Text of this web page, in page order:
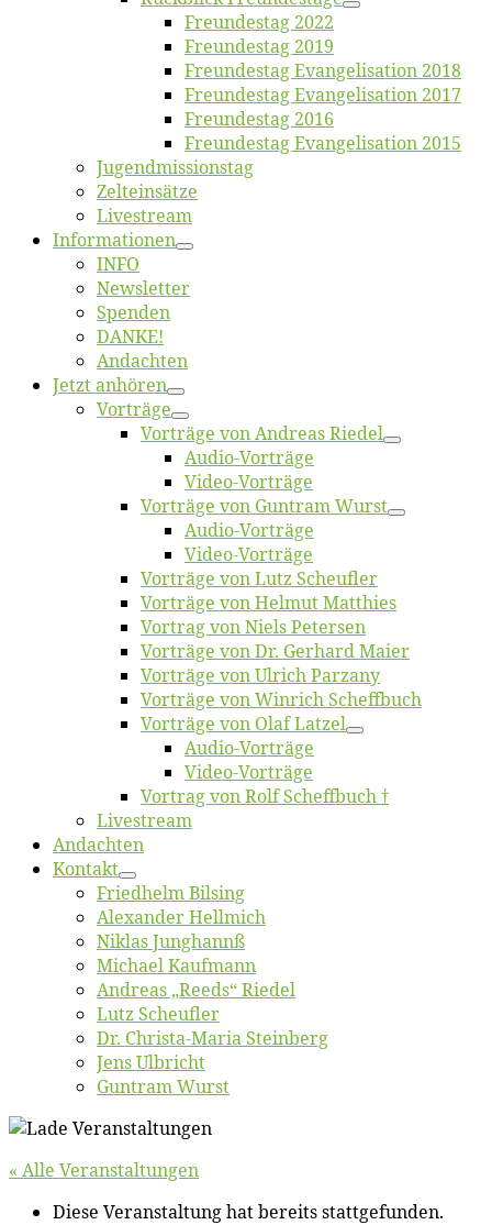
Freun­des­tag 2022
Freun­des­tag 2019
Freun­des­tag Evan­ge­li­sa­ti­on 2018
Freun­des­tag Evan­ge­li­sa­ti­on 2017
Freun­des­tag 2016
Freun­des­tag Evan­ge­li­sa­ti­on 2015
Jugend­mis­sions­tag
Zelt­ein­sät­ze
Live­stream
Informatio­nen
INFO
News­let­ter
Spen­den
DANKE!
An­dach­ten
Jetzt an­hö­ren
Vor­trä­ge
Vor­trä­ge von An­dre­as Riedel
Au­dio-Vor­trä­ge
Vi­deo-Vor­trä­ge
Vor­trä­ge von Gun­tram Wurst
Au­dio-Vor­trä­ge
Vi­deo-Vor­trä­ge
Vor­trä­ge von Lutz Scheufler
Vor­trä­ge von Hel­mut Matthies
Vor­trag von Niels Petersen
Vor­trä­ge von Dr. Ger­hard Maier
Vor­trä­ge von Ul­rich Parzany
Vor­trä­ge von Win­rich Scheffbuch
Vor­trä­ge von Olaf Latzel
Au­dio-Vor­trä­ge
Vi­deo-Vor­trä­ge
Vor­trag von Rolf Scheffbuch †
Live­stream
An­dach­ten
Kon­takt
Fried­helm Bilsing
Alex­an­der Hellmich
Ni­klas Junghannß
Mi­cha­el Kaufmann
An­dre­as „Reeds“ Riedel
Lutz Scheuf­ler
Dr. Chris­­ta-Ma­ria Steinberg
Jens Ulb­richt
Gun­tram Wurst
« Alle Veranstaltungen
Diese Veranstaltung hat bereits stattgefunden.